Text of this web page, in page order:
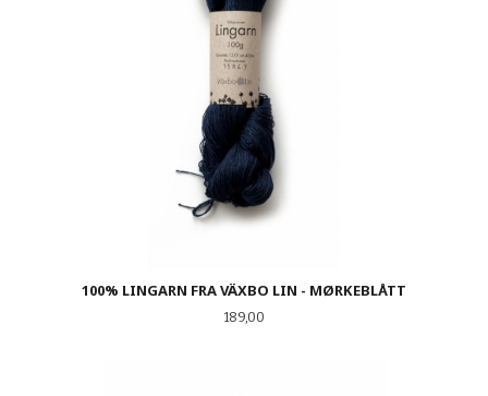
100% LINGARN FRA VÄXBO LIN - MØRKEBLÅTT
Pris
189,00